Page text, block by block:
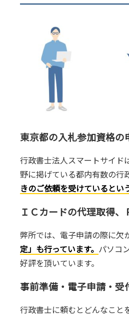
東京都の入札参加資格の
行政書士法人スマートサイド
野に掲げている都内有数の行
きのご依頼を受けているとい
ＩＣカードの代理取得、
弊所では、電子申請の際に欠
定」も行っています。 パソコ
好評を頂いています。
事前準備・電子申請・
行政書士に頼むとどんなこと